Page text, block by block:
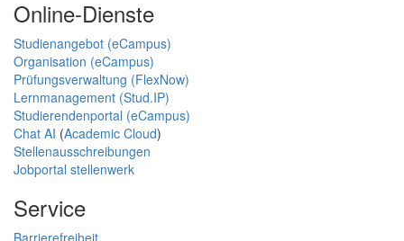
Online-Dienste
Studienangebot (eCampus)
Organisation (eCampus)
Prüfungsverwaltung (FlexNow)
Lernmanagement (Stud.IP)
Studierendenportal (eCampus)
Chat AI (Academic Cloud)
Stellenausschreibungen
Jobportal stellenwerk
Service
Barrierefreiheit